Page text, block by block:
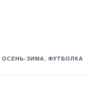
ОСЕНЬ-ЗИМА, ФУТБОЛКА